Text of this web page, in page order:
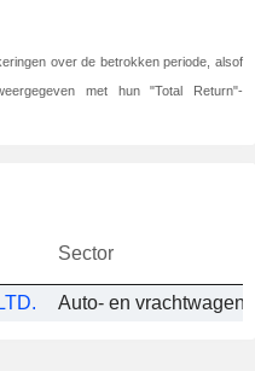
over de betrokken periode, alsof
met hun "Total Return"-
Sector